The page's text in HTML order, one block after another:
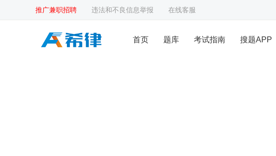
推广兼职招聘 违法和不良信息举报 在线客服
首页 题库 考试指南 搜题APP